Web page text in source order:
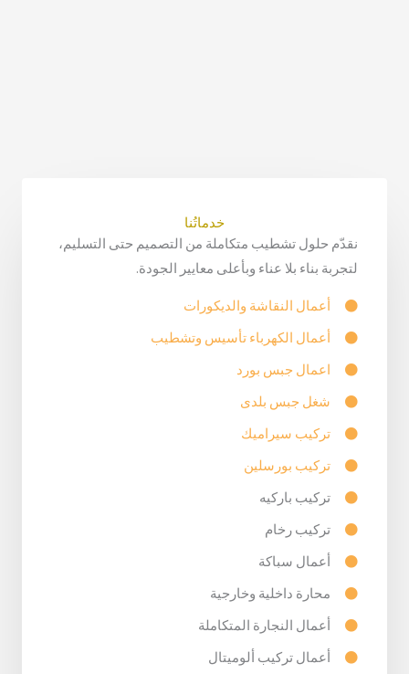
خدماتُنا
نقدّم حلول تشطيب متكاملة من التصميم حتى التسليم،
لتجربة بناء بلا عناء وبأعلى معايير الجودة.
أعمال النقاشة والديكورات
أعمال الكهرباء تأسيس وتشطيب
اعمال جبس بورد
شغل جبس بلدى
تركيب سيراميك
تركيب بورسلين
تركيب باركيه
تركيب رخام
أعمال سباكة
محارة داخلية وخارجية
أعمال النجارة المتكاملة
أعمال تركيب ألوميتال